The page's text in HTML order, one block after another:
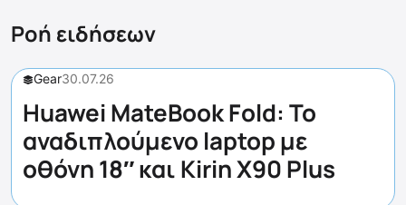
Ροή ειδήσεων
Gear30.07.26
Huawei MateBook Fold: Το
αναδιπλούμενο laptop με
οθόνη 18″ και Kirin X90 Plus